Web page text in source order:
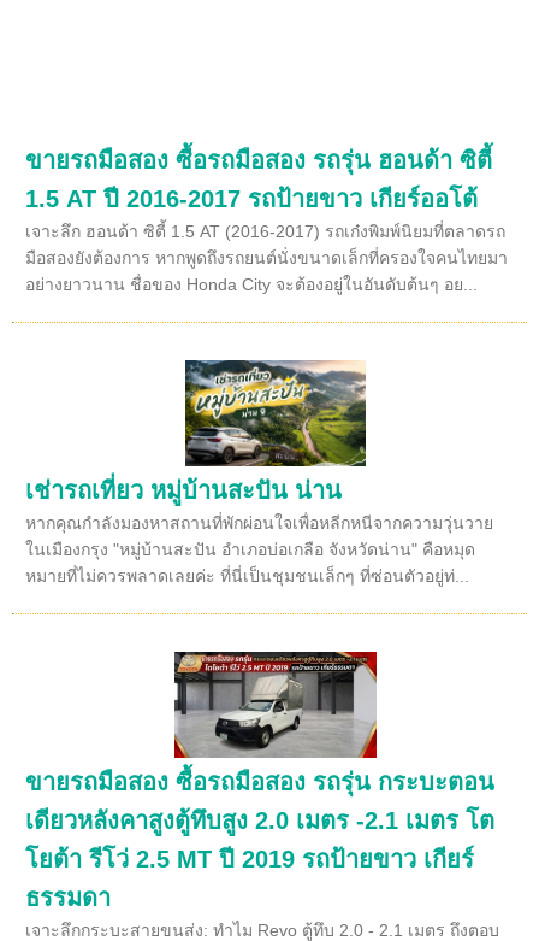
ขายรถมือสอง ซื้อรถมือสอง รถรุ่น ฮอนด้า ซิตี้
1.5 AT ปี 2016-2017 รถป้ายขาว เกียร์ออโต้
เจาะลึก ฮอนด้า ซิตี้ 1.5 AT (2016-2017) รถเก๋งพิมพ์นิยมที่ตลาดรถ
มือสองยังต้องการ หากพูดถึงรถยนต์นั่งขนาดเล็กที่ครองใจคนไทยมา
อย่างยาวนาน ชื่อของ Honda City จะต้องอยู่ในอันดับต้นๆ อย...
เช่ารถเที่ยว หมู่บ้านสะปัน น่าน
หากคุณกำลังมองหาสถานที่พักผ่อนใจเพื่อหลีกหนีจากความวุ่นวาย
ในเมืองกรุง "หมู่บ้านสะปัน อำเภอบ่อเกลือ จังหวัดน่าน" คือหมุด
หมายที่ไม่ควรพลาดเลยค่ะ ที่นี่เป็นชุมชนเล็กๆ ที่ซ่อนตัวอยู่ท่...
ขายรถมือสอง ซื้อรถมือสอง รถรุ่น กระบะตอน
เดียวหลังคาสูงตู้ทึบสูง 2.0 เมตร -2.1 เมตร โต
โยต้า รีโว่ 2.5 MT ปี 2019 รถป้ายขาว เกียร์
ธรรมดา
เจาะลึกกระบะสายขนส่ง: ทำไม Revo ตู้ทึบ 2.0 - 2.1 เมตร ถึงตอบ